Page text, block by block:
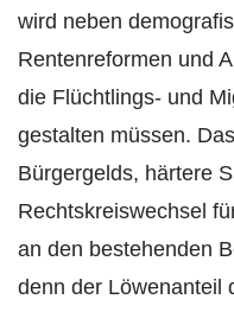
wird neben
Rentenreformen und
die Flüchtlings- und
gestalten müssen.
Bürgergelds, härtere
Rechtskreiswechsel
an den bestehenden
denn der Löwenanteil